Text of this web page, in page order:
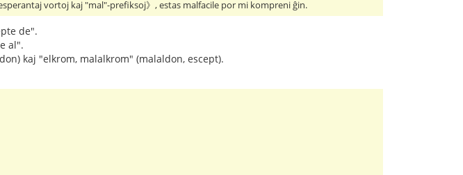
vortoj kaj "mal"-prefiksoj》, estas malfacile por mi kompreni ĝin.
de".
al".
kaj "elkrom, malalkrom" (malaldon, escept).